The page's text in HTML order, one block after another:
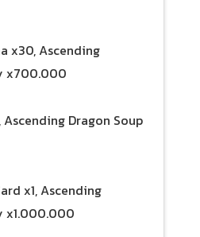
x30, Ascending
x700.000
Ascending Dragon Soup
x1, Ascending
x1.000.000